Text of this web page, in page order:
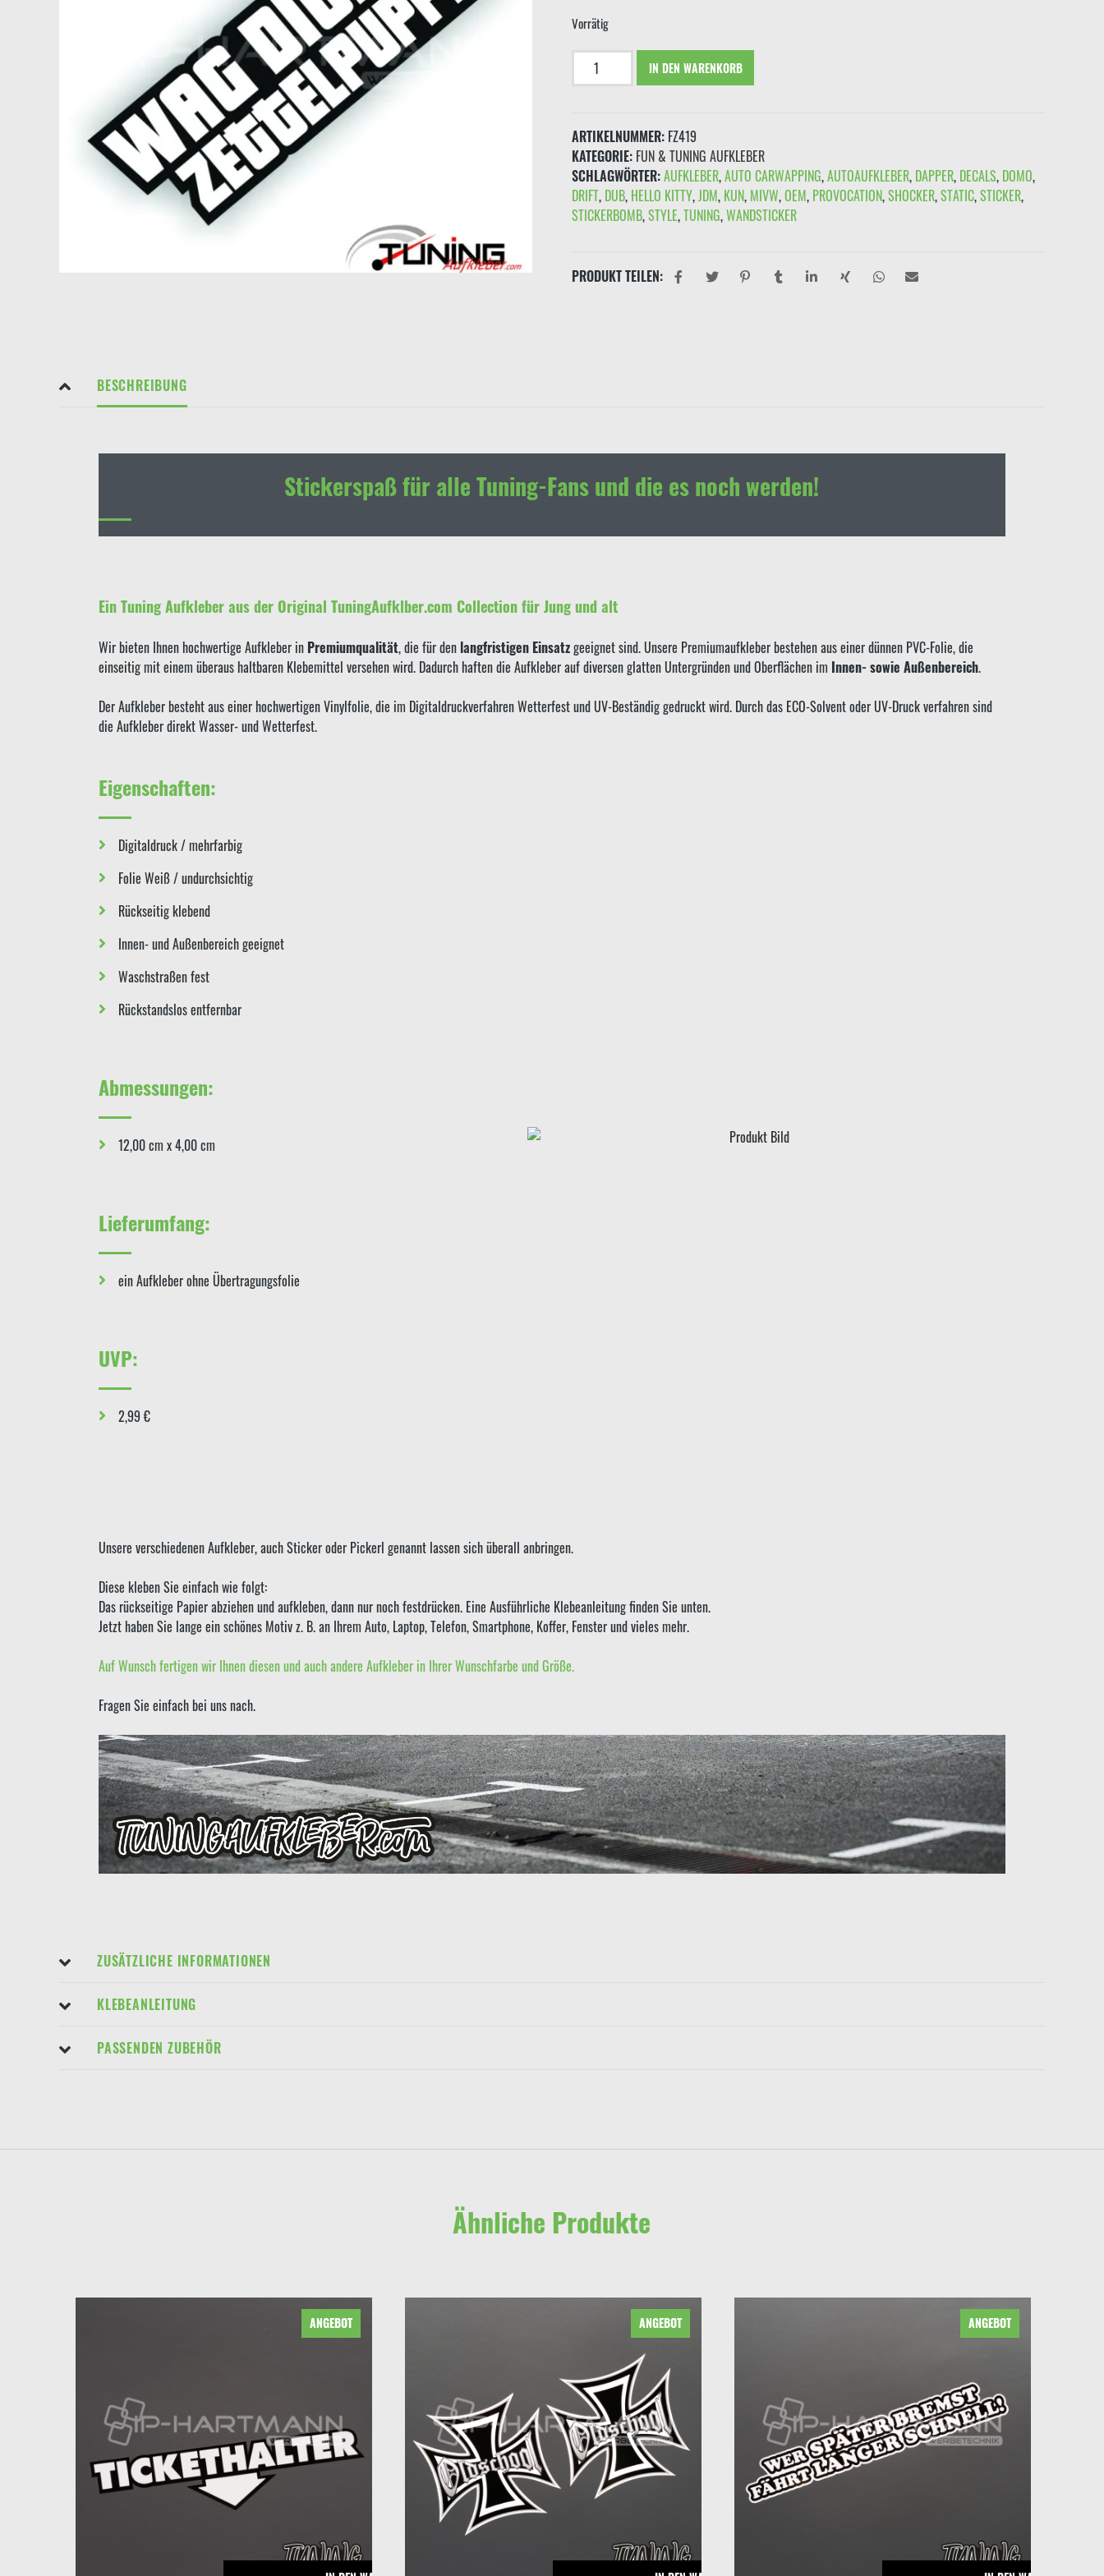
Vorrätig
Aufkleber
"WAG
Mit
Boxerhand"
Schwarz
Rot
Menge
IN DEN WARENKORB
ARTIKELNUMMER: FZ419
KATEGORIE: FUN & TUNING AUFKLEBER
SCHLAGWÖRTER:AUFKLEBER,AUTO CARWAPPING,AUTOAUFKLEBER, DAPPER, DECALS, DOMO,
DRIFT, DUB, HELLO KITTY,JDM, KUN, MIVW,OEM, PROVOCATION,SHOCKER,STATIC,STICKER,
STICKERBOMB,STYLE,TUNING,WANDSTICKER
PRODUKT TEILEN:
BESCHREIBUNG
Stickerspaß für alle Tuning-Fans und die es noch werden!
Ein Tuning Aufkleber aus der Original TuningAufklber.com Collection für Jung und alt
Wir bieten Ihnen hochwertige Aufkleber in Premiumqualität, die für den langfristigen Einsatzgeeignet sind. Unsere Premiumaufkleber bestehen aus einer dünnen PVC-Folie, die
einseitig mit einem überaus haltbaren Klebemittel versehen wird. Dadurch haften die Aufkleber auf diversen glatten Untergründen und Oberflächen im Innen- sowie Außenbereich.
Der Aufkleber besteht aus einer hochwertigen Vinylfolie, die im Digitaldruckverfahren Wetterfest und UV-Beständig gedruckt wird. Durch das ECO-Solvent oder UV-Druck verfahren sind
die Aufkleber direkt Wasser- und Wetterfest.
Eigenschaften:
Digitaldruck / mehrfarbig
Folie Weiß / undurchsichtig
Rückseitig klebend
Innen- und Außenbereich geeignet
Waschstraßen fest
Rückstandslos entfernbar
Abmessungen:
12,00 cm x 4,00 cm
Lieferumfang:
ein Aufkleber ohne Übertragungsfolie
UVP:
2,99 €
Unsere verschiedenen Aufkleber, auch Sticker oder Pickerl genannt lassen sich überall anbringen.
Diese kleben Sie einfach wie folgt:
Das rückseitige Papier abziehen und aufkleben, dann nur noch festdrücken. Eine Ausführliche Klebeanleitung finden Sie unten.
Jetzt haben Sie lange ein schönes Motiv z. B. an Ihrem Auto, Laptop, Telefon, Smartphone, Koffer, Fenster und vieles mehr.
Auf Wunsch fertigen wir Ihnen diesen und auch andere Aufkleber in Ihrer Wunschfarbe und Größe.
Fragen Sie einfach bei uns nach.
ZUSÄTZLICHE INFORMATIONEN
KLEBEANLEITUNG
PASSENDEN ZUBEHÖR
Ähnliche Produkte
ANGEBOT ANGEBOT ANGEBOT